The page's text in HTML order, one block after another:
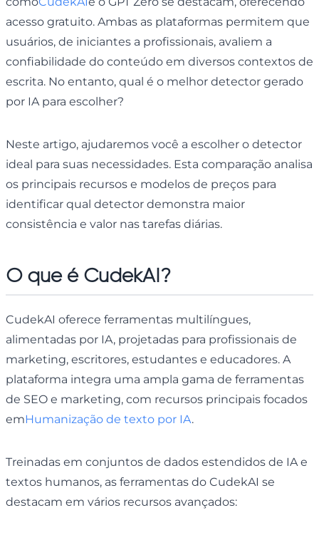
acesso gratuito. Ambas as plataformas permitem que
usuários, de iniciantes a profissionais, avaliem a
confiabilidade do conteúdo em diversos contextos de
escrita. No entanto, qual é o melhor detector gerado
por IA para escolher?
Neste artigo, ajudaremos você a escolher o detector
ideal para suas necessidades. Esta comparação analisa
os principais recursos e modelos de preços para
identificar qual detector demonstra maior
consistência e valor nas tarefas diárias.
O que é CudekAI?
CudekAI oferece ferramentas multilíngues,
alimentadas por IA, projetadas para profissionais de
marketing, escritores, estudantes e educadores. A
plataforma integra uma ampla gama de ferramentas
de SEO e marketing, com recursos principais focados
emHumanização de texto por IA.
Treinadas em conjuntos de dados estendidos de IA e
textos humanos, as ferramentas do CudekAI se
destacam em vários recursos avançados: